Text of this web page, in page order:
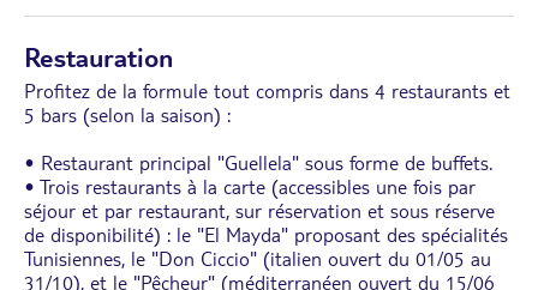
Restauration
Profitez de la formule tout compris dans 4 restaurants et
5 bars (selon la saison) :
• Restaurant principal "Guellela" sous forme de buffets.
• Trois restaurants à la carte (accessibles une fois par
séjour et par restaurant, sur réservation et sous réserve
de disponibilité) : le "El Mayda" proposant des spécialités
Tunisiennes, le "Don Ciccio" (italien ouvert du 01/05 au
31/10), et le "Pêcheur" (méditerranéen ouvert du 15/06